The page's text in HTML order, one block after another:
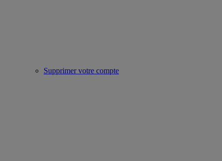
Supprimer votre compte